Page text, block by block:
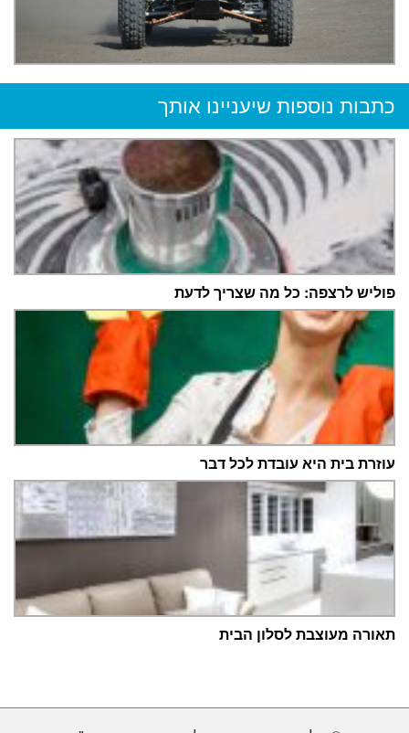
כתבות נוספות שיעניינו אותך
פוליש לרצפה: כל מה שצריך לדעת
עוזרת בית היא עובדת לכל דבר
תאורה מעוצבת לסלון הבית